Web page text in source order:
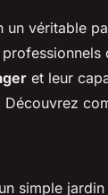
un véritable
et leur
simple